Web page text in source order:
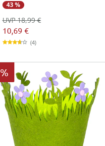
43 %
10,69 €
UVP 18,99 €
(4)
%